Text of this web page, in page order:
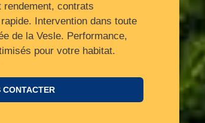
contrats
Intervention dans toute
de la Vesle. Performance,
pour votre habitat.
CONTACTER